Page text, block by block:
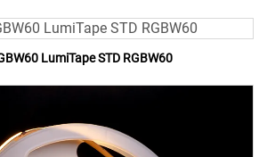
LumiTape STD RGBW60